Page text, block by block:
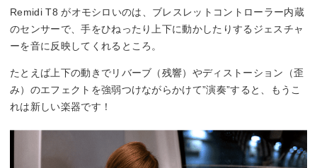
Remidi T8 がオモシロいのは、ブレスレットコントローラー内蔵
のセンサーで、手をひねったり上下に動かしたりするジェスチャ
ーを音に反映してくれるところ。
たとえば上下の動きでリバーブ（残響）やディストーション（歪
み）のエフェクトを強弱つけながらかけて”演奏”すると、もうこ
れは新しい楽器です！